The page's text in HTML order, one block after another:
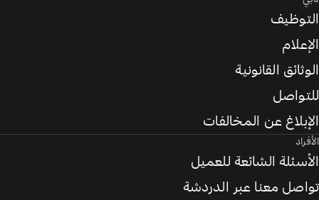
التوظيف
الإعلام
الوثائق القانونية
للتواصل
الإبلاغ عن المخالفات
الأفراد
الأسئلة الشائعة للعميل
تواصل معنا عبر الدردشة